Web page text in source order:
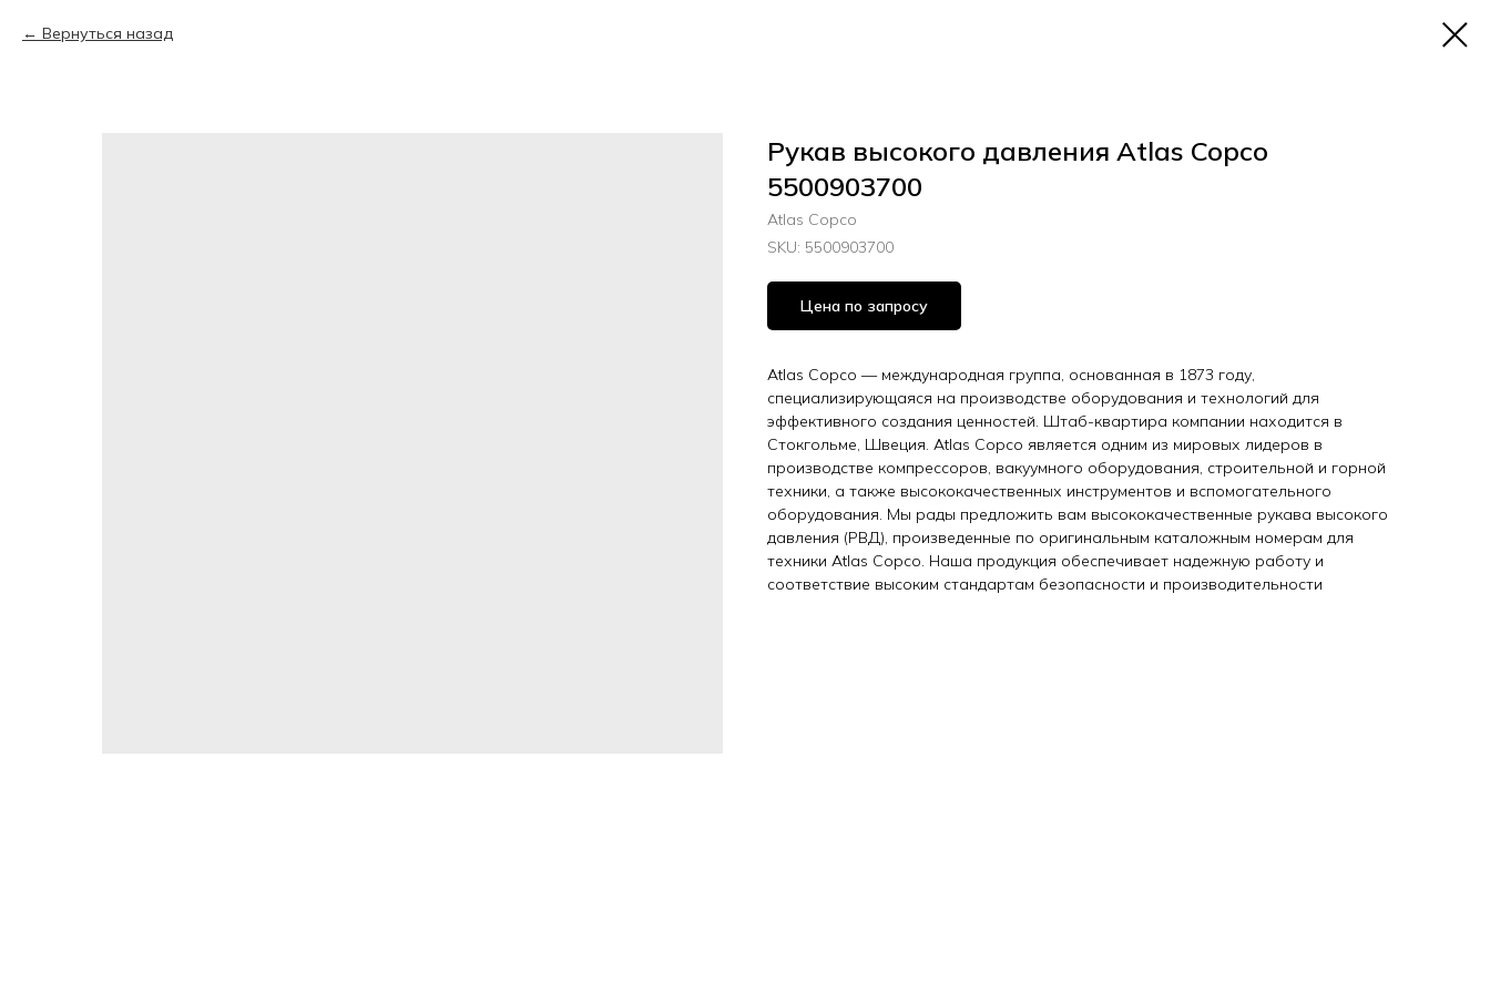
Вернуться назад
Рукав высокого давления Atlas Copco
5500903700
Atlas Copco
SKU: 5500903700
Цена по запросу
Atlas Copco — международная группа, основанная в 1873 году,
специализирующаяся на производстве оборудования и технологий для
эффективного создания ценностей. Штаб-квартира компании находится в
Стокгольме, Швеция. Atlas Copco является одним из мировых лидеров в
производстве компрессоров, вакуумного оборудования, строительной и горной
техники, а также высококачественных инструментов и вспомогательного
оборудования. Мы рады предложить вам высококачественные рукава высокого
давления (РВД), произведенные по оригинальным каталожным номерам для
техники Atlas Copco. Наша продукция обеспечивает надежную работу и
соответствие высоким стандартам безопасности и производительности